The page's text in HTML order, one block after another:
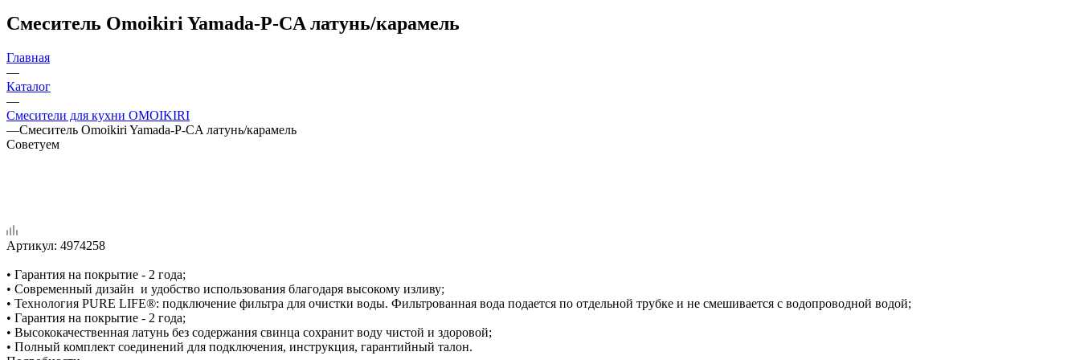
Смеситель Omoikiri Yamada-P-CA латунь/карамель
Главная
—
Каталог
—
Смесители для кухни OMOIKIRI
—Смеситель Omoikiri Yamada-P-CA латунь/карамель
Советуем
Артикул: 4974258
• Гарантия на покрытие - 2 года;
• Современный дизайн и удобство использования благодаря высокому изливу;
• Технология PURE LIFE®: подключение фильтра для очистки воды. Фильтрованная вода подается по отдельной трубке и не смешивается с водопроводной водой;
• Гарантия на покрытие - 2 года;
• Высококачественная латунь без содержания свинца сохранит воду чистой и здоровой;
• Полный комплект соединений для подключения, инструкция, гарантийный талон.